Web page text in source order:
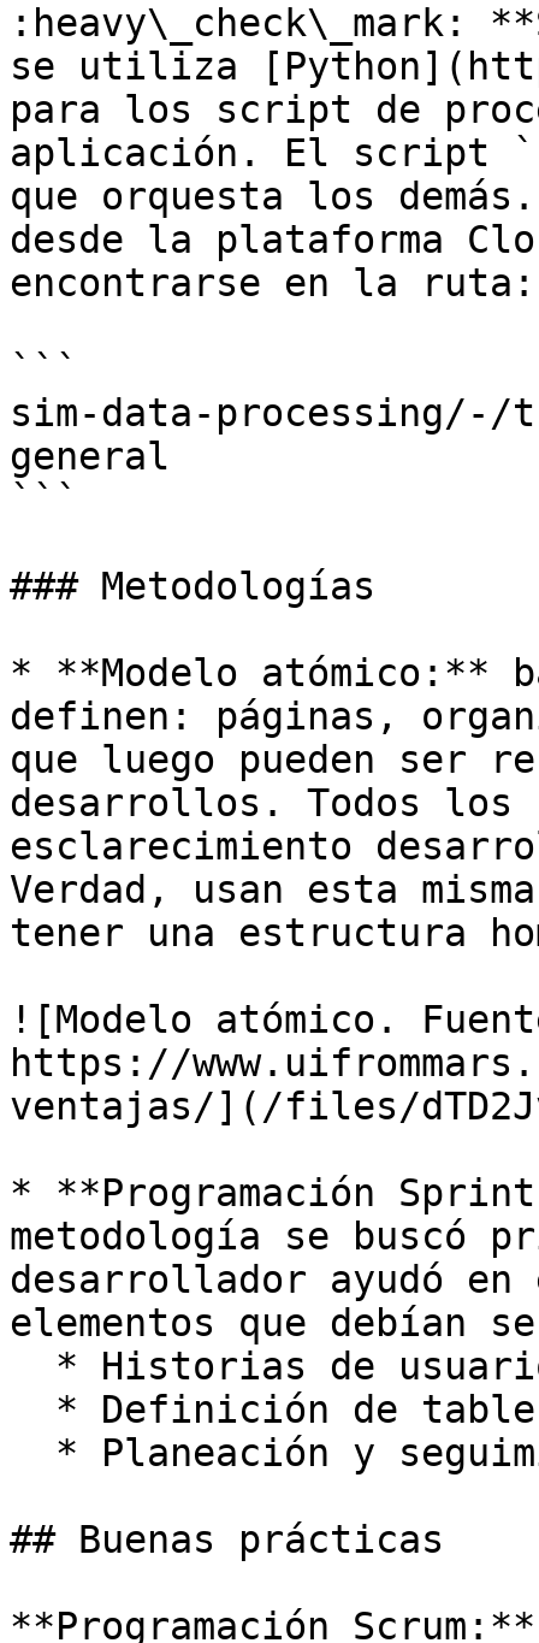
:heavy\_check\_mark:
se utiliza
para los script de
aplicación. El script
que orquesta los
desde la plataforma
encontrarse en la ruta:
```
sim-data-processing/-/
general
```
### Metodologías
* **Modelo atómico:**
definen: páginas,
que luego pueden ser
desarrollos. Todos los
esclarecimiento
Verdad, usan esta
tener una estructura
![Modelo atómico.
https://
ventajas/](/files/
* **Programación
metodología se buscó
desarrollador ayudó
elementos que debían
## Buenas prácticas
**Programación